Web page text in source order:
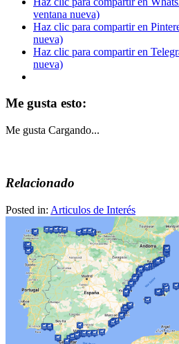
ventana nueva)
Haz clic para compartir en
nueva)
Haz clic para compartir en
nueva)
Me gusta esto:
Me gusta Cargando...
Relacionado
Posted in: Articulos de Interés